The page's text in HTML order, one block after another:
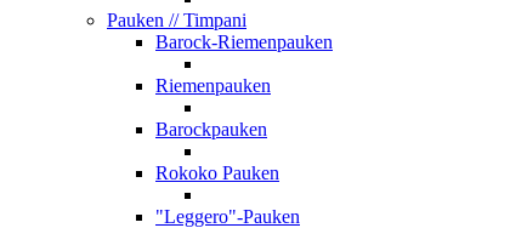
Pauken // Timpani
Barock-Riemenpauken
Riemenpauken
Barockpauken
Rokoko Pauken
"Leggero"-Pauken